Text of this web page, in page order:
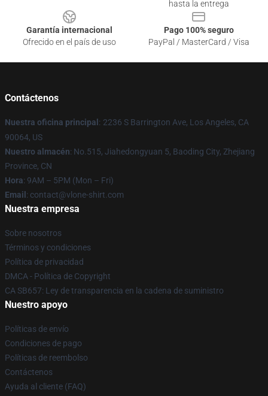
hasta la entrega
Garantía internacional
Ofrecido en el país de uso
Pago 100% seguro
PayPal / MasterCard / Visa
Contáctenos
Nuestra oficina principal : 2236 S Barrington Ave, Los Angeles, CA
90064, US
Nuestro almacén: No.515, Jiahedongyuan 5, Baoding City, Zhejiang
Province, CN
Hora: 9AM – 5PM (Mon – Fri)
Email : contact@vlone-shirt.com
Nuestra empresa
Sobre nosotros
Términos y condiciones
Política de privacidad
DMCA - Política de Copyright
CA SB657: Ley de transparencia en la cadena de suministro
Nuestro apoyo
Políticas de envío
Condiciones de pago
Políticas de reembolso
Contáctenos
Ayuda al cliente (FAQ)